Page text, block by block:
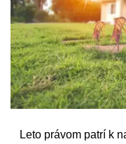
Leto právom patrí k